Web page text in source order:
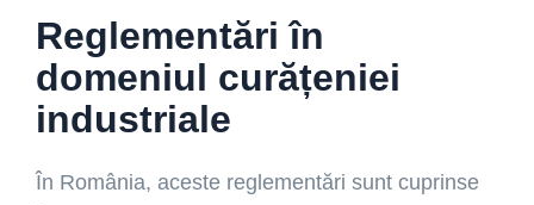
Reglementări în
domeniul curățeniei
industriale
În România, aceste reglementări sunt cuprinse